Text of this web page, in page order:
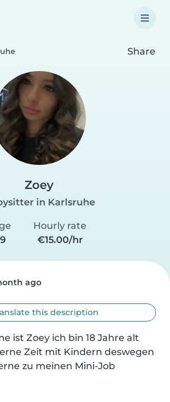
Share
Zoey
in Karlsruhe
Hourly rate
€15.00/hr
ago
this description
ist Zoey ich bin 18 Jahre alt
Zeit mit Kindern deswegen
zu meinen Mini-Job